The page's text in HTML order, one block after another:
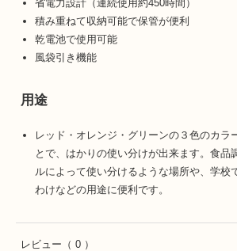
省電力設計（連続使用約450時間）
積み重ねて収納可能で保管が便利
乾電池で使用可能
風袋引き機能
用途
レッド・オレンジ・グリーンの３色のカラ
とで、はかりの使い分けが出来ます。食品
ルによって使い分けるような場所や、学校
わけなどの用途に便利です。
レビュー （ 0 ）